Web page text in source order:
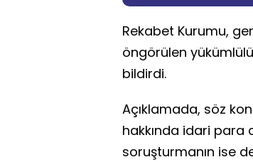
Rekabet Kurumu,
öngörülen
bildirdi.
Açıklamada, söz
hakkında idari para
soruşturmanın ise